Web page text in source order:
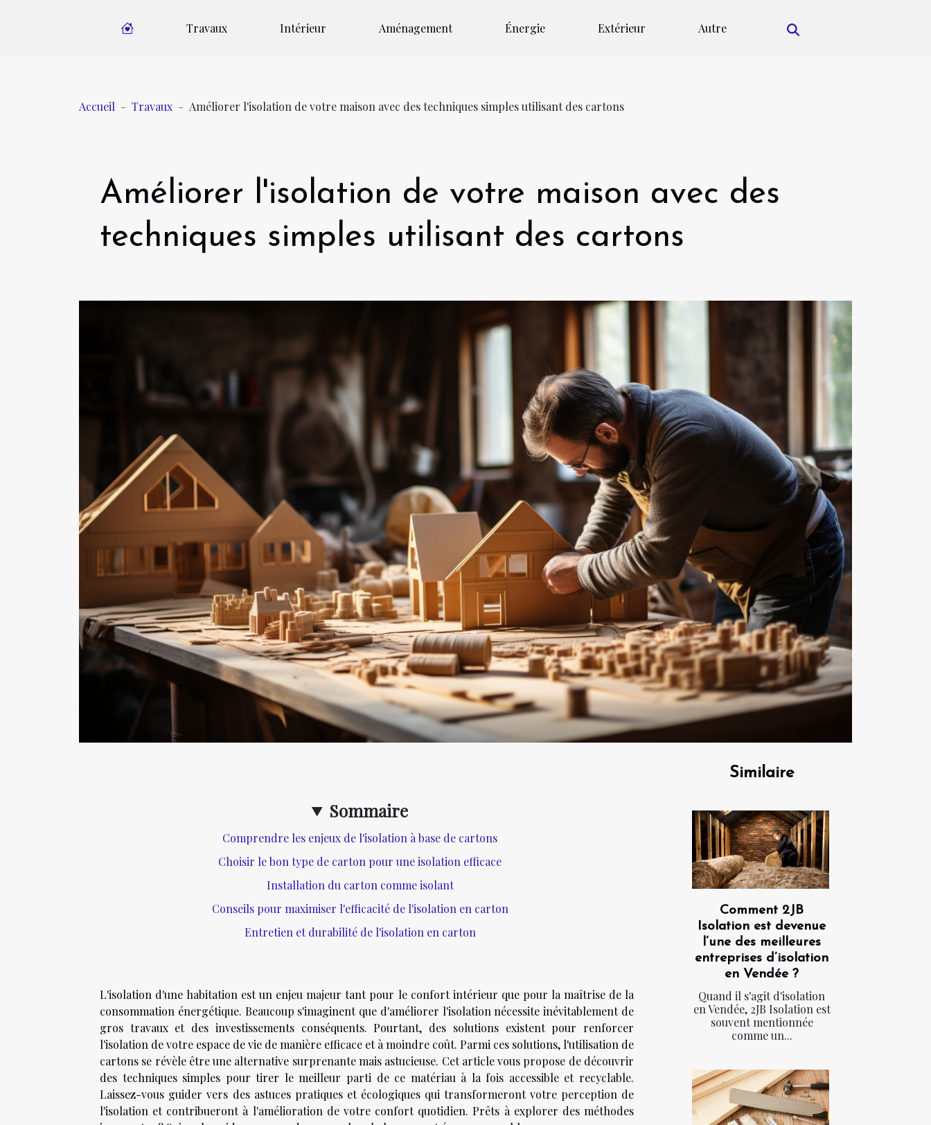
Travaux Intérieur Aménagement Énergie Extérieur Autre
Accueil Travaux Améliorer l'isolation de votre maison avec des techniques simples utilisant des cartons
Améliorer l'isolation de votre maison avec des
techniques simples utilisant des cartons
Sommaire
Comprendre les enjeux de l'isolation à base de cartons
Choisir le bon type de carton pour une isolation efficace
Installation du carton comme isolant
Conseils pour maximiser l'efficacité de l'isolation en carton
Entretien et durabilité de l'isolation en carton
L'isolation d'une habitation est un enjeu majeur tant pour le confort intérieur que pour la maîtrise de la
consommation énergétique. Beaucoup s'imaginent que d'améliorer l'isolation nécessite inévitablement de
gros travaux et des investissements conséquents. Pourtant, des solutions existent pour renforcer
l'isolation de votre espace de vie de manière efficace et à moindre coût. Parmi ces solutions, l'utilisation de
cartons se révèle être une alternative surprenante mais astucieuse. Cet article vous propose de découvrir
des techniques simples pour tirer le meilleur parti de ce matériau à la fois accessible et recyclable.
Laissez-vous guider vers des astuces pratiques et écologiques qui transformeront votre perception de
l'isolation et contribueront à l'amélioration de votre confort quotidien. Prêts à explorer des méthodes
Similaire
Comment 2JB
Isolation est devenue
l’une des meilleures
entreprises d’isolation
en Vendée ?
Quand il s'agit d'isolation
en Vendée, 2JB Isolation est
souvent mentionnée
comme un...